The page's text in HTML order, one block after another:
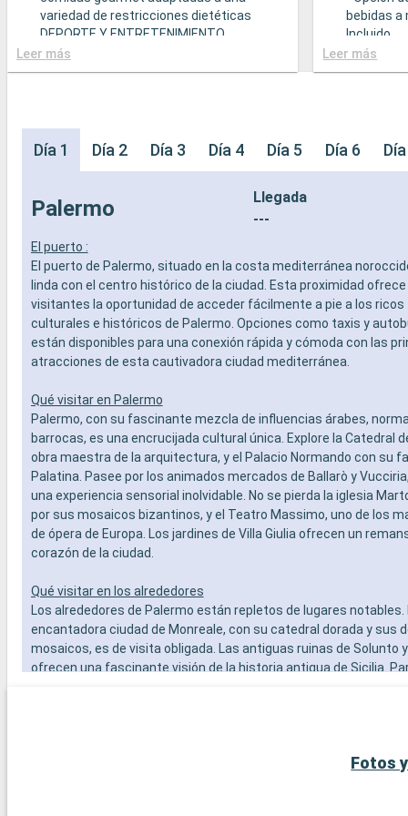
variedad de restricciones dietéticas
DEPORTE Y ENTRETENIMIENTO
- Programa variado de espectáculos en el
teatro al estilo de Broadway
panorámicas
- Actividades de entretenimiento para
- Actividades recreativas para niños
SERVICIOS
OTROS PRIVILEGIOS
- Puntos MSC Voyagers Club
Leer más
bebidas a
Incluido
- Bufé con
-
(sujeto a
prepago
teatro al
- Área de
-
-
-
-
SERVICIOS
-
OTROS
- Puntos
Leer más
Día 1 Día 2 Día 3 Día 4 Día 5 Día 6
Palermo
Llegada
---
El puerto :
El puerto de Palermo, situado en la costa mediterránea
linda con el centro histórico de la ciudad. Esta proximidad ofrece
visitantes la oportunidad de acceder fácilmente a pie a los
culturales e históricos de Palermo. Opciones como taxis y
están disponibles para una conexión rápida y cómoda con las
atracciones de esta cautivadora ciudad mediterránea.
Qué visitar en Palermo
Palermo, con su fascinante mezcla de influencias árabes,
barrocas, es una encrucijada cultural única. Explore la Catedral
obra maestra de la arquitectura, y el Palacio Normando con su
Palatina. Pasee por los animados mercados de Ballarò y
una experiencia sensorial inolvidable. No se pierda la iglesia
por sus mosaicos bizantinos, y el Teatro Massimo, uno de los
de ópera de Europa. Los jardines de Villa Giulia ofrecen un
corazón de la ciudad.
Qué visitar en los alrededores
Los alrededores de Palermo están repletos de lugares notables.
encantadora ciudad de Monreale, con su catedral dorada y sus
mosaicos, es de visita obligada. Las antiguas ruinas de Solunto
ofrecen una fascinante visión de la historia antigua de Sicilia.
Fotos